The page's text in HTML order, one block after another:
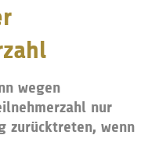
wegen
nur
zurücktreten, wenn